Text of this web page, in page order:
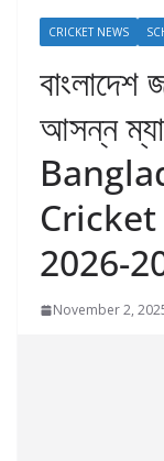
CRICKET NEWS
বাংলাদেশ
আসন্ন
2026-
November 2,